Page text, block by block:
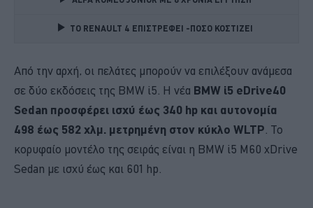
TO RENAULT 4 ΕΠΙΣΤΡΕΦΕΙ -ΠΟΣΟ ΚΟΣΤΙΖΕΙ
Από την αρχή, οι πελάτες μπορούν να επιλέξουν ανάμεσα
σε δύο εκδόσεις της BMW i5. Η νέα BMW i5 eDrive40
Sedan προσφέρει ισχύ έως 340 hp και αυτονομία
498 έως 582 χλμ. μετρημένη στον κύκλο WLTP . Το
κορυφαίο μοντέλο της σειράς είναι η BMW i5 M60 xDrive
Sedan με ισχύ έως και 601 hp.